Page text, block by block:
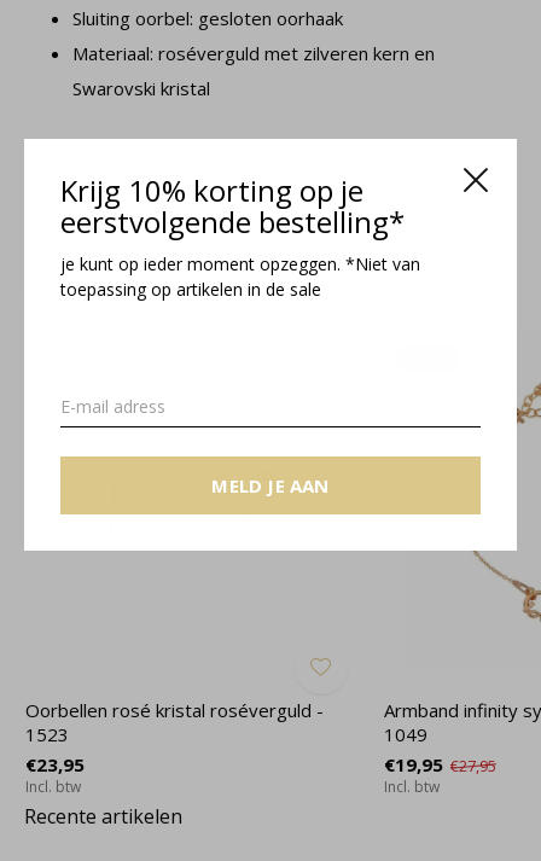
Krijg 10% korting op je
eerstvolgende bestelling*
je kunt op ieder moment opzeggen. *Niet van
toepassing op artikelen in de sale
MELD JE AAN
Sluiting oorbel: gesloten oorhaak
Materiaal: roséverguld met zilveren kern en
Swarovski kristal
Related articles
Oorbellen rosé kristal roséverguld -
1523
€23,95
Incl. btw
Armband infinity
1049
€19,95 €27,95
Incl. btw
Recente artikelen